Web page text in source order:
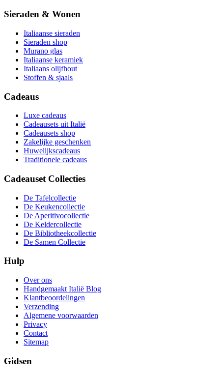
Sieraden & Wonen
Italiaanse sieraden
Sieraden shop
Murano glas
Italiaanse keramiek
Italiaans olijfhout
Stoffen & sjaals
Cadeaus
Luxe cadeaus
Cadeausets uit Italië
Cadeausets shop
Zakelijke geschenken
Huwelijkscadeaus
Traditionele cadeaus
Cadeauset Collecties
De Tafelcollectie
De Keukencollectie
De Aperitivocollectie
De Keldercollectie
De Bibliotheekcollectie
De Samen Collectie
Hulp
Over ons
Handgemaakt Italië Blog
Klantbeoordelingen
Verzending
Algemene voorwaarden
Privacy
Contact
Sitemap
Gidsen